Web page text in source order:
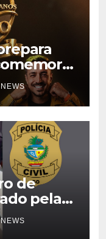
shows
de
pela
do